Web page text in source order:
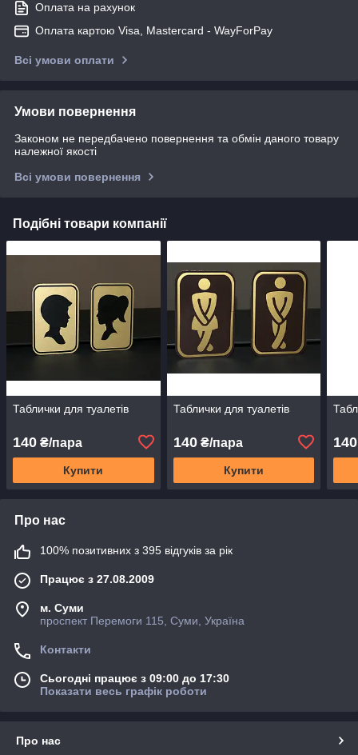
Оплата на рахунок
Оплата картою Visa, Mastercard - WayForPay
Всі умови оплати
Умови повернення
Законом не передбачено повернення та обмін даного товару
належної якості
Всі умови повернення
Подібні товари компанії
Таблички для туалетів
140 ₴/пара
Купити
Таблички для туалетів
140₴/пара
Купити
140
Про нас
100% позитивних з 395 відгуків за рік
Працює з 27.08.2009
м. Суми
проспект Перемоги 115, Суми, Україна
Контакти
Сьогодні працює з 09:00 до 17:30
Показати весь графік роботи
Про нас